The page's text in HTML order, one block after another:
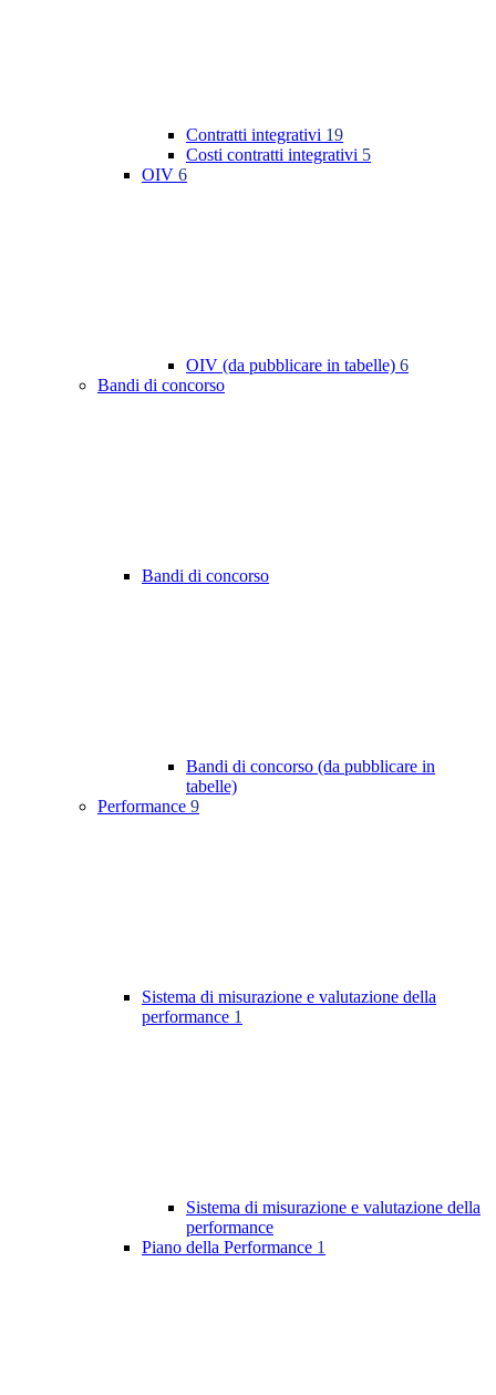
Contratti integrativi 19
Costi contratti integrativi 5
OIV 6
OIV (da pubblicare in tabelle) 6
Bandi di concorso
Bandi di concorso
Bandi di concorso (da pubblicare in
tabelle)
Performance 9
Sistema di misurazione e valutazione della
performance 1
Sistema di misurazione e valutazione della
performance
Piano della Performance 1